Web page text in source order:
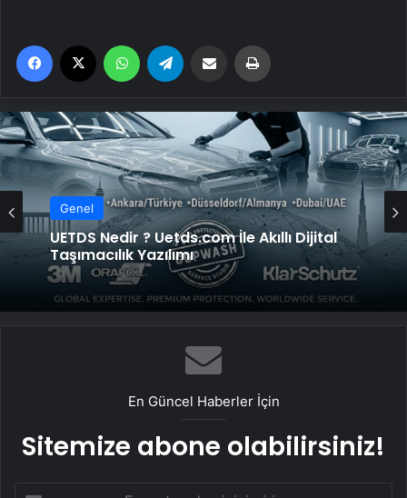
Facebook WhatsApp Email'den paylaş
Genel
UETDS Nedir ? Uetds.com İle Akıllı Dijital
Taşımacılık Yazılımı
Genel
Yeni Dünya Düzensizliği Çağında Türk Dış
Politikası ve Hakan Fidan Faktörü
En Güncel Haberler İçin
Sitemize abone olabilirsiniz!